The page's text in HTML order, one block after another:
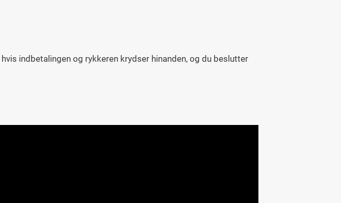
indbetalingen og rykkeren krydser hinanden, og du beslutter